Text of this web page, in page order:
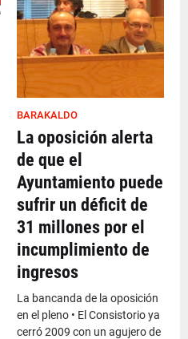
BARAKALDO
La oposición alerta
de que el
Ayuntamiento puede
sufrir un déficit de
31 millones por el
incumplimiento de
ingresos
La bancanda de la oposición
en el pleno • El Consistorio ya
cerró 2009 con un agujero de